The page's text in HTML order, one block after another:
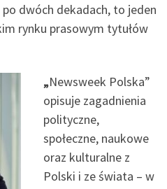
po dwóch dekadach, to jeden
rynku prasowym tytułów
„Newsweek Polska”
opisuje zagadnienia
polityczne,
społeczne, naukowe
oraz kulturalne z
Polski i ze świata – w